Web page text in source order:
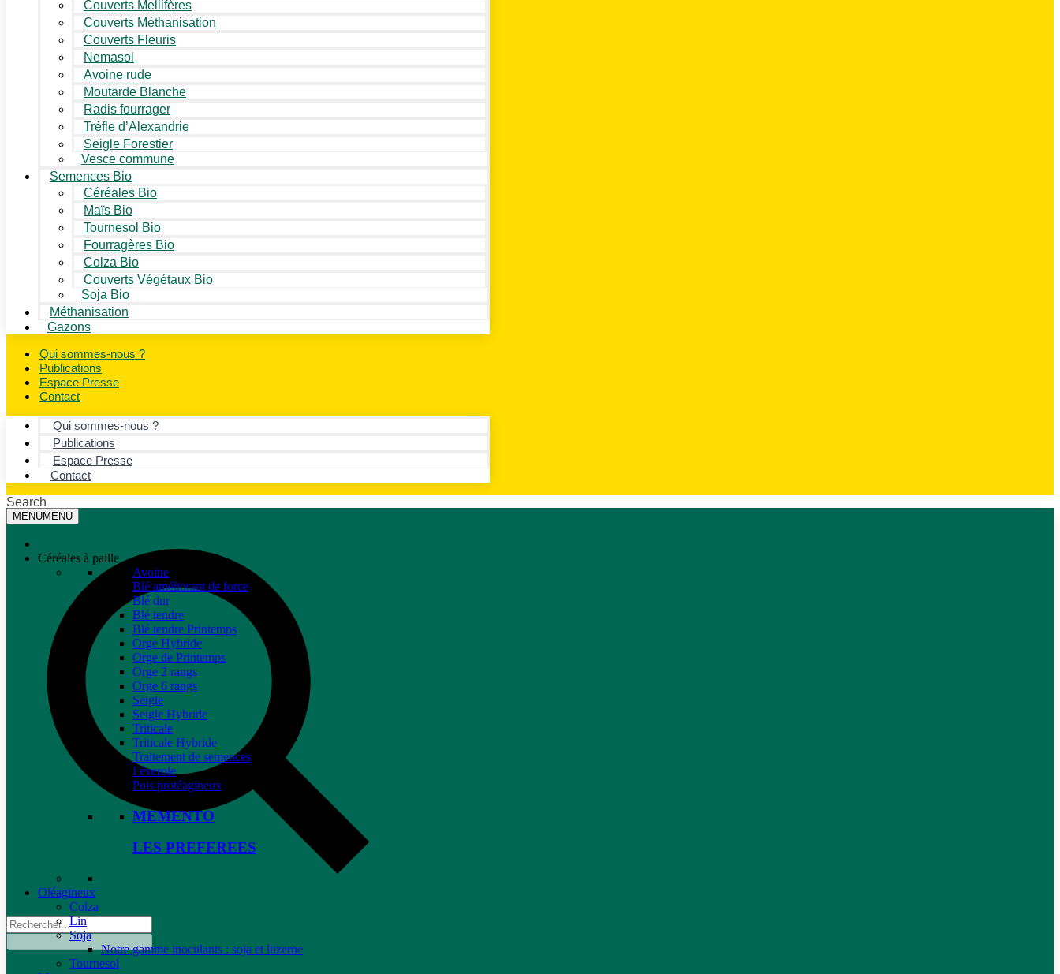
Couverts Mellifères
Couverts Méthanisation
Couverts Fleuris
Nemasol
Avoine rude
Moutarde Blanche
Radis fourrager
Trèfle d’Alexandrie
Seigle Forestier
Vesce commune
Semences Bio
Céréales Bio
Maïs Bio
Tournesol Bio
Fourragères Bio
Colza Bio
Couverts Végétaux Bio
Soja Bio
Méthanisation
Gazons
Qui sommes-nous ?
Publications
Espace Presse
Contact
Qui sommes-nous ?
Publications
Espace Presse
Contact
Search
MENUMENU
Céréales à paille
Avoine
Blé améliorant de force
Blé dur
Blé tendre
Blé tendre Printemps
Orge Hybride
Orge de Printemps
Orge 2 rangs
Orge 6 rangs
Seigle
Seigle Hybride
Triticale
Triticale Hybride
Traitement de semences
Féverole
Pois protéagineux
MEMENTO
LES PREFEREES
Oléagineux
Colza
Lin
Soja
Notre gamme inoculants : soja et luzerne
Tournesol